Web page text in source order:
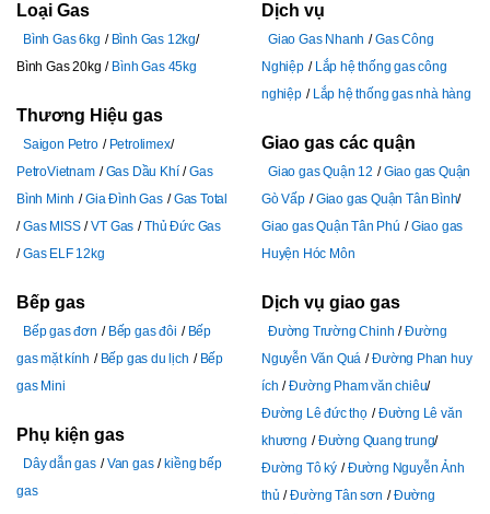
Loại Gas
Bình Gas 6kg
Bình Gas 12kg
Bình Gas 20kg
Bình Gas 45kg
Thương Hiệu gas
Saigon Petro
Petrolimex
PetroVietnam
Gas Dầu Khí
Gas
Bình Minh
Gia Đình Gas
Gas Total
Gas MISS
VT Gas
Thủ Đức Gas
Gas ELF 12kg
Bếp gas
Bếp gas đơn Bếp gas đôi
Bếp
gas mặt kính
Bếp gas du lịch
Bếp
gas Mini
Phụ kiện gas
Dây dẫn gas Van gas
kiềng bếp
gas
Dịch vụ
Giao Gas Nhanh
Gas Công
Nghiệp
Lắp hệ thống gas công
nghiệp
Lắp hệ thống gas nhà hàng
Giao gas các quận
Giao gas Quận 12
Giao gas Quận
Gò Vấp
Giao gas Quận Tân Bình
Giao gas Quận Tân Phú
Giao gas
Huyện Hóc Môn
Dịch vụ giao gas
Đường Trường Chinh
Đường
Nguyễn Văn Quá
Đường Phan huy
ích
Đường Pham văn chiêu
Đường Lê đức thọ
Đường Lê văn
khương
Đường Quang trung
Đường Tô ký
Đường Nguyễn Ảnh
thủ
Đường Tân sơn
Đường